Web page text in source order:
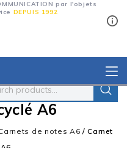
par l'objets
DEPUIS 1992
A6
de notes A6 /Carnet